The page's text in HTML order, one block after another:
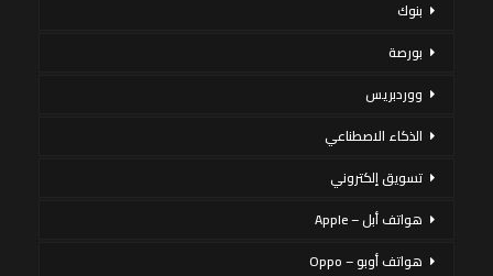
بنوك
بورصة
ووردبريس
الذكاء الاصطناعي
تسويق إلكتروني
هواتف أبل – Apple
هواتف أوبو – Oppo